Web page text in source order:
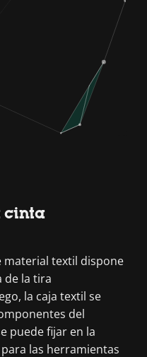
cinta
material textil dispone
de la tira
la caja textil se
del
puede fijar en la
las herramientas